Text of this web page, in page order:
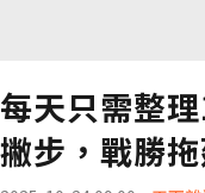
每天只需整
撇步，戰勝